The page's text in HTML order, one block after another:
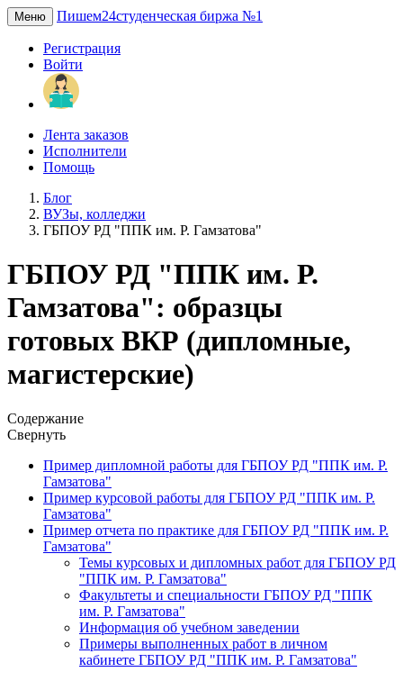
Меню Пишем24студенческая биржа №1
Регистрация
Войти
Лента заказов
Исполнители
Помощь
Блог
ВУЗы, колледжи
ГБПОУ РД "ППК им. Р. Гамзатова"
ГБПОУ РД "ППК им. Р.
Гамзатова": образцы
готовых ВКР (дипломные,
магистерские)
Содержание
Свернуть
Пример дипломной работы для ГБПОУ РД "ППК им. Р.
Гамзатова"
Пример курсовой работы для ГБПОУ РД "ППК им. Р.
Гамзатова"
Пример отчета по практике для ГБПОУ РД "ППК им. Р.
Гамзатова"
Темы курсовых и дипломных работ для ГБПОУ РД
"ППК им. Р. Гамзатова"
Факультеты и специальности ГБПОУ РД "ППК
им. Р. Гамзатова"
Информация об учебном заведении
Примеры выполненных работ в личном
кабинете ГБПОУ РД "ППК им. Р. Гамзатова"